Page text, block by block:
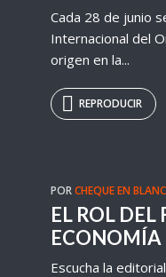
Cada 28 de junio
Internacional del
origen en la...
REPRODUCIR
PORCHEQUE EN
EL ROL DEL
ECONOMÍA
Escucha la